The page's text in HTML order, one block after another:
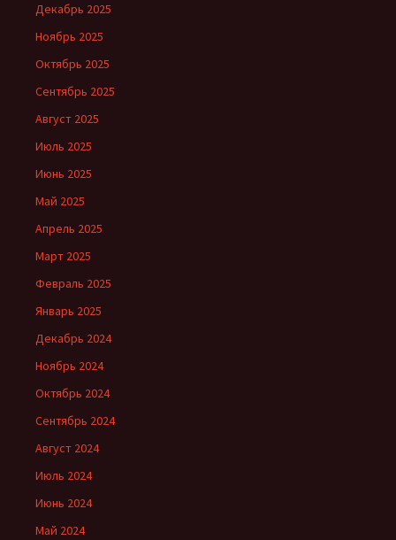
Декабрь 2025
Ноябрь 2025
Октябрь 2025
Сентябрь 2025
Август 2025
Июль 2025
Июнь 2025
Май 2025
Апрель 2025
Март 2025
Февраль 2025
Январь 2025
Декабрь 2024
Ноябрь 2024
Октябрь 2024
Сентябрь 2024
Август 2024
Июль 2024
Июнь 2024
Май 2024